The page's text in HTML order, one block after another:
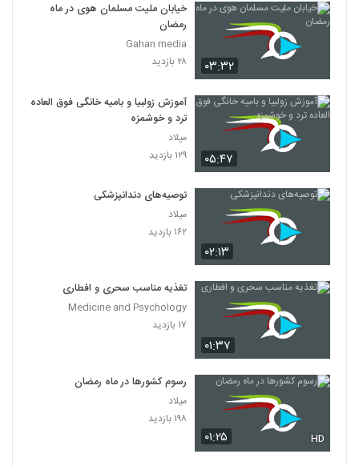
۰۳:۳۲
خیابان ملیت مسلمان هوی در ماه
رمضان
Gahan media
۲۸ بازدید
۰۵:۴۷
آموزش زولبیا و بامیه خانگی فوق العاده
ترد و خوشمزه
میلاد
۱۲۹ بازدید
۰۲:۱۳
توصیه‌های دندانپزشکی
میلاد
۱۶۲ بازدید
۰۱:۳۷
تغذیه مناسب سحری و افطاری
Medicine and Psychology
۱۷ بازدید
۰۱:۲۵ HD
رسوم کشورها در ماه رمضان
میلاد
۱۹۸ بازدید